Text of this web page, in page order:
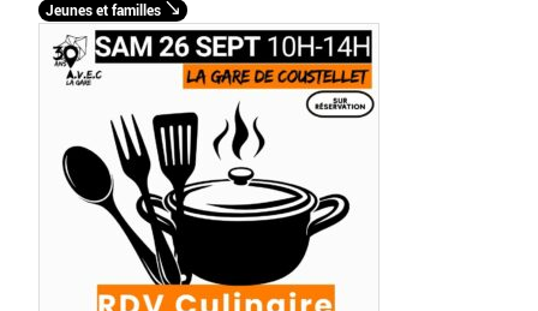
Jeunes et familles